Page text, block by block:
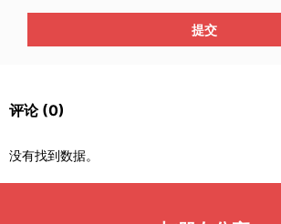
提交
评论 (0)
没有找到数据。